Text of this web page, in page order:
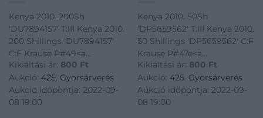
Kenya 2010. 200Sh
'DU7894157' T:III Kenya 2010.
200 Shillings 'DU7894157'
C:F Krause P#49<a
href="https://www.darabanth.com/hu/gyorsarveres/425/
bankjegyek~1500014/Kenya-
2010-200Sh-DU7894157-TIII--
Kenya-2010-200-Shill
Kikiáltási ár: 800 Ft
Aukció: 425. Gyorsárverés
Aukció időpontja: 2022-09-
08 19:00
Kenya 2010. 50Sh
'DP5659562' T:III Kenya 2010.
50 Shillings 'DP5659562' C:F
Krause P#47e<a
href="https://
bankjegyek~1500014/Kenya-
2010-50Sh-DP5659562-TIII--
Kenya-2010-50-Shilling
Kikiáltási ár: 800 Ft
Aukció: 425. Gyorsárverés
Aukció időpontja: 2022-09-
08 19:00